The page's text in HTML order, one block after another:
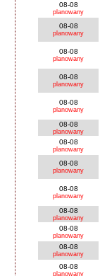
08-08
planowany
08-08
planowany
08-08
planowany
08-08
planowany
08-08
planowany
08-08
planowany
08-08
planowany
08-08
planowany
08-08
planowany
08-08
planowany
08-08
planowany
08-08
planowany
08-08
planowany